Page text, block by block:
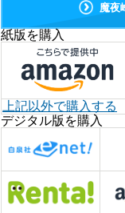
魔夜
紙版を購入
上記以外で購入する
デジタル版を購入